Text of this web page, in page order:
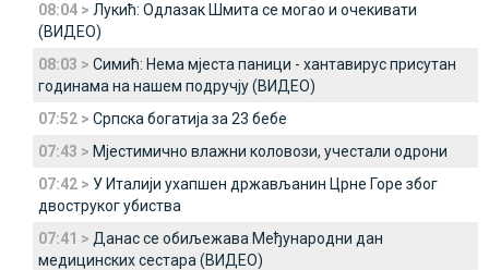
08:04 > Лукић: Одлазак Шмита се могао и очекивати
(ВИДЕО)
08:03 > Симић: Нема мјеста паници - хантавирус присутан
годинама на нашем подручју (ВИДЕО)
07:52 > Српска богатија за 23 бебе
07:43 > Мјестимично влажни коловози, учестали одрони
07:42 > У Италији ухапшен држављанин Црне Горе због
двоструког убиства
07:41 > Данас се обиљежава Међународни дан
медицинских сестара (ВИДЕО)